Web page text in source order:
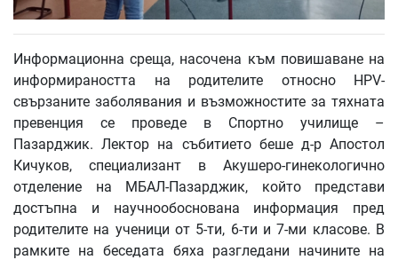
Информационна среща, насочена към повишаване на
информираността на родителите относно HPV-
свързаните заболявания и възможностите за тяхната
превенция се проведе в Спортно училище –
Пазарджик. Лектор на събитието беше д-р Апостол
Кичуков, специализант в Акушеро-гинекологично
отделение на МБАЛ-Пазарджик, който представи
достъпна и научнообоснована информация пред
родителите на ученици от 5-ти, 6-ти и 7-ми класове. В
рамките на беседата бяха разгледани начините на